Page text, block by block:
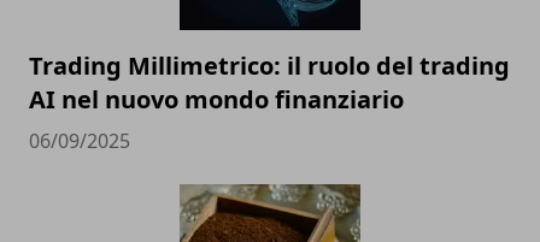
Trading Millimetrico: il ruolo del trading
AI nel nuovo mondo finanziario
06/09/2025